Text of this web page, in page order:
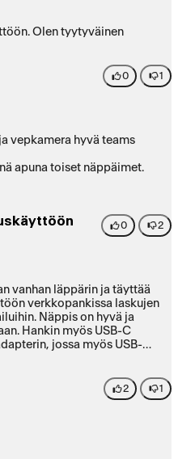
Olen tyytyväinen
0 1
apuna toiset näppäimet.
0 2
vanhan läppärin ja täyttää
verkkopankissa laskujen
Näppis on hyvä ja
Hankin myös USB-C
jossa myös USB-
oli hyvät kokemukset.
2 1